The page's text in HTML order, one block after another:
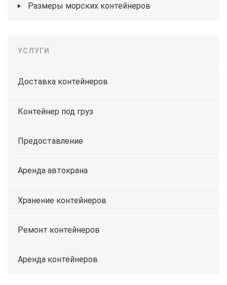
Размеры морских контейнеров
УСЛУГИ
Доставка контейнеров
Контейнер под груз
Предоставление
Аренда автокрана
Хранение контейнеров
Ремонт контейнеров
Аренда контейнеров